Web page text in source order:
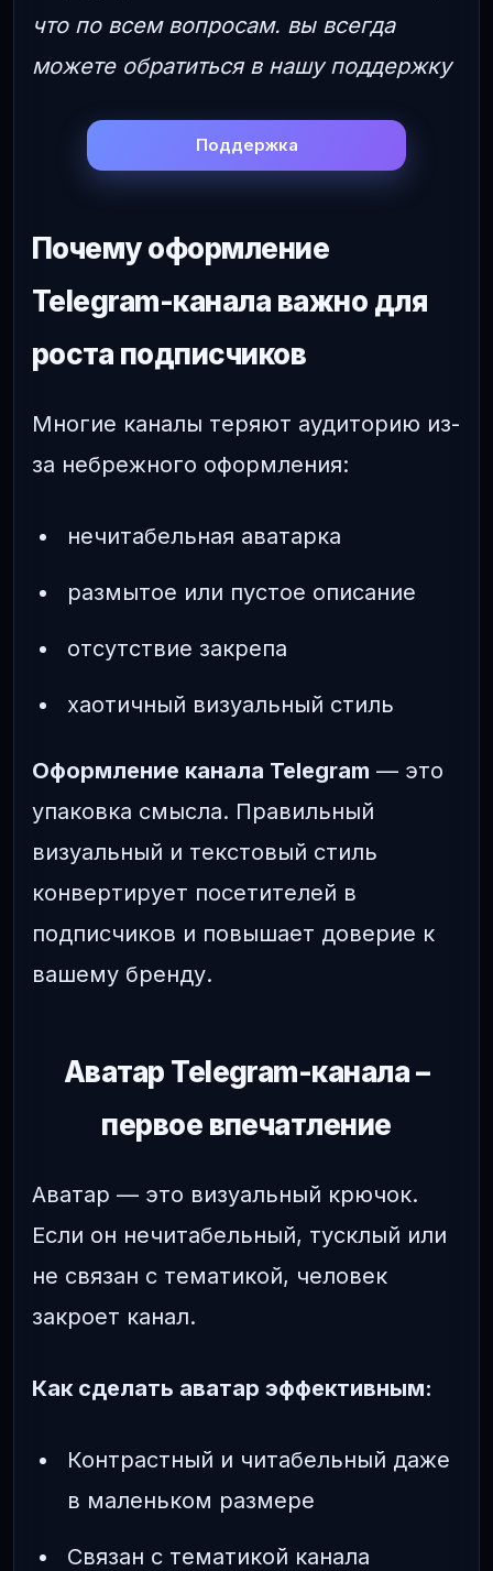
что по всем вопросам. вы всегда
можете обратиться в нашу поддержку
Поддержка
Почему оформление
Telegram-канала важно для
роста подписчиков
Многие каналы теряют аудиторию из-
за небрежного оформления:
нечитабельная аватарка
размытое или пустое описание
отсутствие закрепа
хаотичный визуальный стиль
Оформление канала Telegram — это
упаковка смысла. Правильный
визуальный и текстовый стиль
конвертирует посетителей в
подписчиков и повышает доверие к
вашему бренду.
Аватар Telegram-канала –
первое впечатление
Аватар — это визуальный крючок.
Если он нечитабельный, тусклый или
не связан с тематикой, человек
закроет канал.
Как сделать аватар эффективным:
Контрастный и читабельный даже
в маленьком размере
Связан с тематикой канала